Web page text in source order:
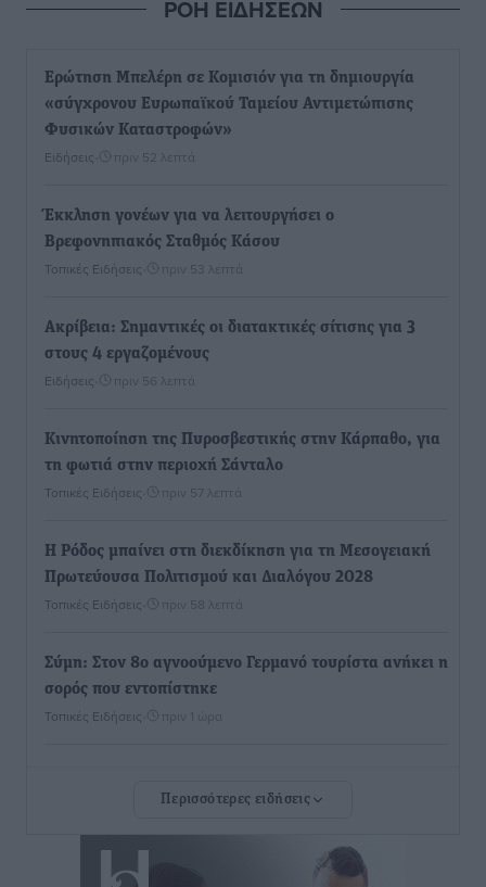
ΡΟΗ ΕΙΔΗΣΕΩΝ
Ερώτηση Μπελέρη σε Κομισιόν για τη δημιουργία
«σύγχρονου Ευρωπαϊκού Ταμείου Αντιμετώπισης
Φυσικών Καταστροφών»
Ειδήσεις πριν 52 λεπτά
Έκκληση γονέων για να λειτουργήσει ο
Βρεφονηπιακός Σταθμός Κάσου
Τοπικές Ειδήσεις πριν 53 λεπτά
Ακρίβεια: Σημαντικές οι διατακτικές σίτισης για 3
στους 4 εργαζομένους
Ειδήσεις πριν 56 λεπτά
Κινητοποίηση της Πυροσβεστικής στην Κάρπαθο, για
τη φωτιά στην περιοχή Σάνταλο
Τοπικές Ειδήσεις πριν 57 λεπτά
Η Ρόδος μπαίνει στη διεκδίκηση για τη Μεσογειακή
Πρωτεύουσα Πολιτισμού και Διαλόγου 2028
Τοπικές Ειδήσεις πριν 58 λεπτά
Σύμη: Στον 8ο αγνοούμενο Γερμανό τουρίστα ανήκει η
σορός που εντοπίστηκε
Τοπικές Ειδήσεις πριν 1 ώρα
Περισσότερες ειδήσεις